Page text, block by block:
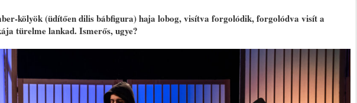
kölyök (üdítően dilis bábfigura) haja lobog, visítva forgolódik, forgolódva visít a
türelme lankad. Ismerős, ugye?